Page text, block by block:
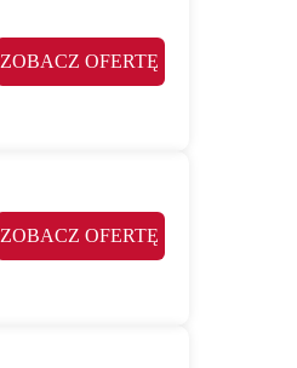
ZOBACZ OFERTĘ
ZOBACZ OFERTĘ